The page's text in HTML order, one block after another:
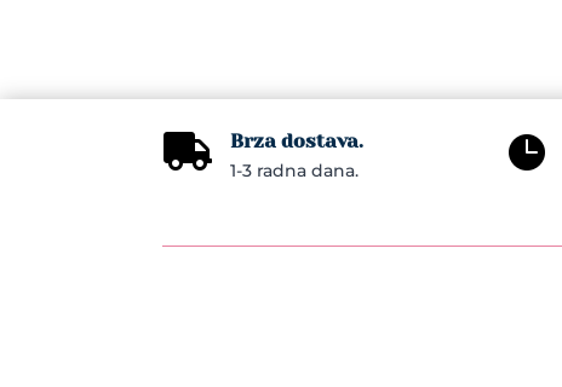
 Brza dostava.
1-3 radna dana. 